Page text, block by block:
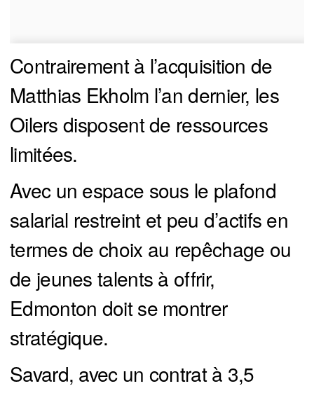
Contrairement à l’acquisition de
Matthias Ekholm l’an dernier, les
Oilers disposent de ressources
limitées.
Avec un espace sous le plafond
salarial restreint et peu d’actifs en
termes de choix au repêchage ou
de jeunes talents à offrir,
Edmonton doit se montrer
stratégique.
Savard, avec un contrat à 3,5